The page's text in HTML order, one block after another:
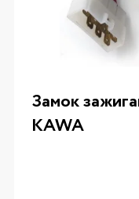
Замок
KAWA